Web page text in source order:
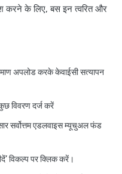
करने के लिए, बस इन त्वरित और
अपलोड करके केवाईसी सत्यापन
विवरण दर्ज करें
सर्वोत्तम एडलवाइस म्यूचुअल फंड
विकल्प पर क्लिक करें।